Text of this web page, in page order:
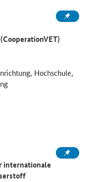
Hochschule,
internationale